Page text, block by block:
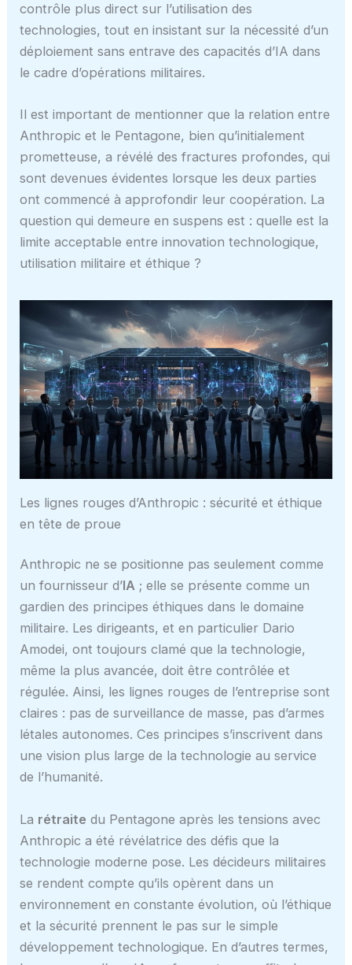
contrôle plus direct sur l’utilisation des
technologies, tout en insistant sur la nécessité d’un
déploiement sans entrave des capacités d’IA dans
le cadre d’opérations militaires.
Il est important de mentionner que la relation entre
Anthropic et le Pentagone, bien qu’initialement
prometteuse, a révélé des fractures profondes, qui
sont devenues évidentes lorsque les deux parties
ont commencé à approfondir leur coopération. La
question qui demeure en suspens est : quelle est la
limite acceptable entre innovation technologique,
utilisation militaire et éthique ?
Les lignes rouges d’Anthropic : sécurité et éthique
en tête de proue
Anthropic ne se positionne pas seulement comme
un fournisseur d’IA ; elle se présente comme un
gardien des principes éthiques dans le domaine
militaire. Les dirigeants, et en particulier Dario
Amodei, ont toujours clamé que la technologie,
même la plus avancée, doit être contrôlée et
régulée. Ainsi, les lignes rouges de l’entreprise sont
claires : pas de surveillance de masse, pas d’armes
létales autonomes. Ces principes s’inscrivent dans
une vision plus large de la technologie au service
de l’humanité.
La rétraite du Pentagone après les tensions avec
Anthropic a été révélatrice des défis que la
technologie moderne pose. Les décideurs militaires
se rendent compte qu’ils opèrent dans un
environnement en constante évolution, où l’éthique
et la sécurité prennent le pas sur le simple
développement technologique. En d’autres termes,